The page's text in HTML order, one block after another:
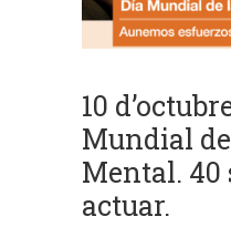
10
Mundial
Mental. 40
actuar.